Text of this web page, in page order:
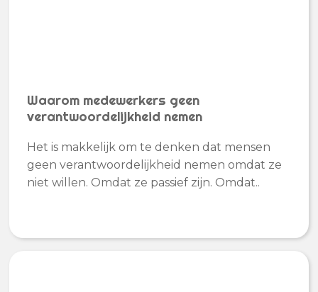
Waarom medewerkers geen
verantwoordelijkheid nemen
Het is makkelijk om te denken dat mensen
geen verantwoordelijkheid nemen omdat ze
niet willen. Omdat ze passief zijn. Omdat..